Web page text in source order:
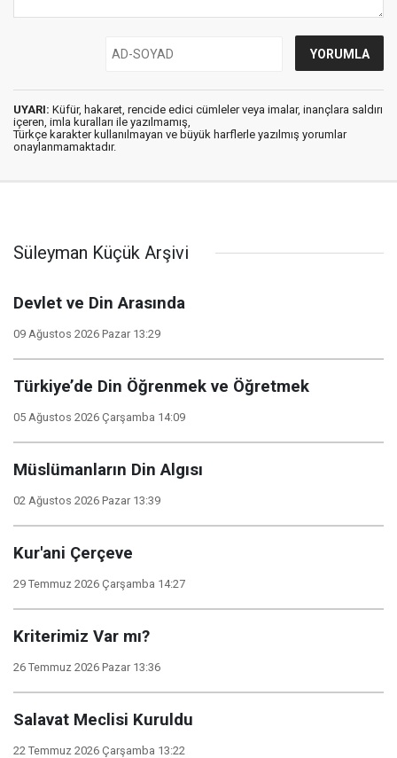
UYARI: Küfür, hakaret, rencide edici cümleler veya imalar, inançlara saldırı
içeren, imla kuralları ile yazılmamış,
Türkçe karakter kullanılmayan ve büyük harflerle yazılmış yorumlar
onaylanmamaktadır.
Süleyman Küçük Arşivi
Devlet ve Din Arasında
09 Ağustos 2026 Pazar 13:29
Türkiye’de Din Öğrenmek ve Öğretmek
05 Ağustos 2026 Çarşamba 14:09
Müslümanların Din Algısı
02 Ağustos 2026 Pazar 13:39
Kur'ani Çerçeve
29 Temmuz 2026 Çarşamba 14:27
Kriterimiz Var mı?
26 Temmuz 2026 Pazar 13:36
Salavat Meclisi Kuruldu
22 Temmuz 2026 Çarşamba 13:22